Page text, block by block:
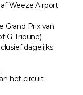
Weeze Airport
Grand Prix van
G-Tribune)
dagelijks
het circuit